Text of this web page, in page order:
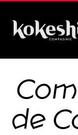
Kokeshi
de